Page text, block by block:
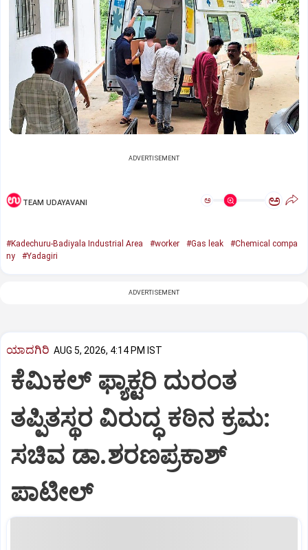
ADVERTISEMENT
TEAM UDAYAVANI ಅ ಅ
#Kadechuru-Badiyala Industrial Area #worker #Gas leak
#Chemical compa
ny
#Yadagiri
ADVERTISEMENT
ಯಾದಗಿರಿ AUG 5, 2026, 4:14 PM IST
ಕೆಮಿಕಲ್ ಫ್ಯಾಕ್ಟರಿ ದುರಂತ
ತಪ್ಪಿತಸ್ಥರ ವಿರುದ್ಧ ಕಠಿನ ಕ್ರಮ:
ಸಚಿವ ಡಾ.ಶರಣಪ್ರಕಾಶ್
ಪಾಟೀಲ್